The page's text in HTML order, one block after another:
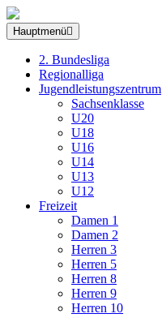
Hauptmenü
2. Bundesliga
Regionalliga
Jugendleistungszentrum
Sachsenklasse
U20
U18
U16
U14
U13
U12
Freizeit
Damen 1
Damen 2
Herren 3
Herren 5
Herren 8
Herren 9
Herren 10